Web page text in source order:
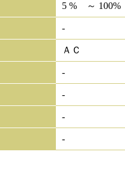
5 % ～ 100%
-
ＡＣ
-
-
-
-